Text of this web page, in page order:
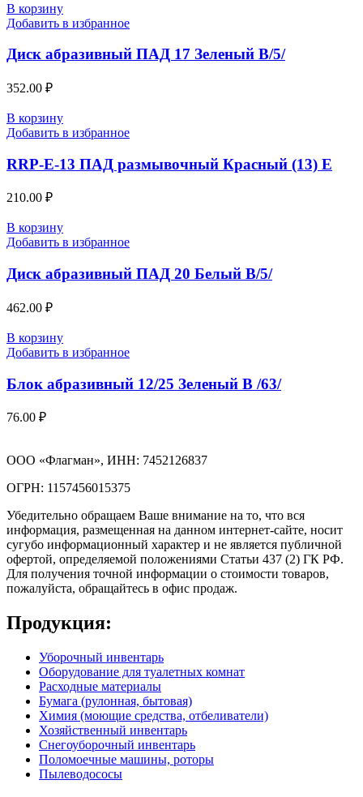
В корзину
Добавить в избранное
Диск абразивный ПАД 17 Зеленый В/5/
352.00 ₽
В корзину
Добавить в избранное
RRP-E-13 ПАД размывочный Красный (13) E
210.00 ₽
В корзину
Добавить в избранное
Диск абразивный ПАД 20 Белый В/5/
462.00 ₽
В корзину
Добавить в избранное
Блок абразивный 12/25 Зеленый В /63/
76.00 ₽
ООО «Флагман», ИНН: 7452126837
ОГРН: 1157456015375
Убедительно обращаем Ваше внимание на то, что вся
информация, размещенная на данном интернет-сайте, носит
сугубо информационный характер и не является публичной
офертой, определяемой положениями Статьи 437 (2) ГК РФ.
Для получения точной информации о стоимости товаров,
пожалуйста, обращайтесь в офис продаж.
Продукция:
Уборочный инвентарь
Оборудование для туалетных комнат
Расходные материалы
Бумага (рулонная, бытовая)
Химия (моющие средства, отбеливатели)
Хозяйственный инвентарь
Снегоуборочный инвентарь
Поломоечные машины, роторы
Пылеводососы